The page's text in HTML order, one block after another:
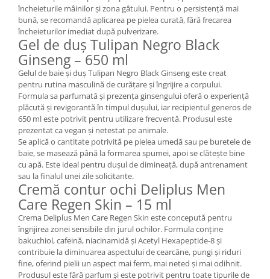
încheieturile mâinilor și zona gâtului. Pentru o persistență mai
bună, se recomandă aplicarea pe pielea curată, fără frecarea
încheieturilor imediat după pulverizare.
Gel de duș Tulipan Negro Black
Ginseng – 650 ml
Gelul de baie și duș Tulipan Negro Black Ginseng este creat
pentru rutina masculină de curățare și îngrijire a corpului.
Formula sa parfumată și prezența ginsengului oferă o experiență
plăcută și revigorantă în timpul dușului, iar recipientul generos de
650 ml este potrivit pentru utilizare frecventă. Produsul este
prezentat ca vegan și netestat pe animale.
Se aplică o cantitate potrivită pe pielea umedă sau pe buretele de
baie, se masează până la formarea spumei, apoi se clătește bine
cu apă. Este ideal pentru dușul de dimineață, după antrenament
sau la finalul unei zile solicitante.
Cremă contur ochi Deliplus Men
Care Regen Skin – 15 ml
Crema Deliplus Men Care Regen Skin este concepută pentru
îngrijirea zonei sensibile din jurul ochilor. Formula conține
bakuchiol, cafeină, niacinamidă și Acetyl Hexapeptide-8 și
contribuie la diminuarea aspectului de cearcăne, pungi și riduri
fine, oferind pielii un aspect mai ferm, mai neted și mai odihnit.
Produsul este fără parfum și este potrivit pentru toate tipurile de